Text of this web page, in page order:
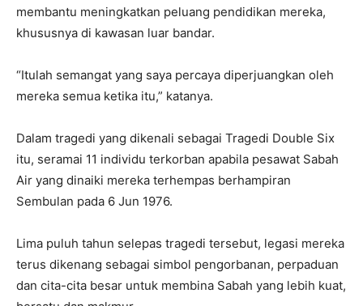
membantu meningkatkan peluang pendidikan mereka,
khususnya di kawasan luar bandar.
“Itulah semangat yang saya percaya diperjuangkan oleh
mereka semua ketika itu,” katanya.
Dalam tragedi yang dikenali sebagai Tragedi Double Six
itu, seramai 11 individu terkorban apabila pesawat Sabah
Air yang dinaiki mereka terhempas berhampiran
Sembulan pada 6 Jun 1976.
Lima puluh tahun selepas tragedi tersebut, legasi mereka
terus dikenang sebagai simbol pengorbanan, perpaduan
dan cita-cita besar untuk membina Sabah yang lebih kuat,